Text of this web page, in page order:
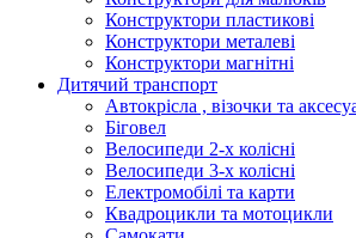
Конструктори пластикові
Конструктори металеві
Конструктори магнітні
Дитячий транспорт
Автокрісла , візочки та
Біговел
Велосипеди 2-х колісні
Велосипеди 3-х колісні
Електромобілі та карти
Квадроцикли та мотоцикли